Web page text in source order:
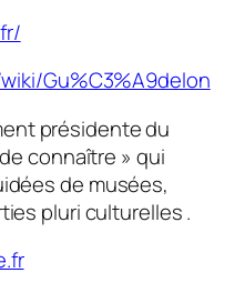
Gu%C3%A9delon
présidente du
connaître » qui
de musées,
pluri culturelles .